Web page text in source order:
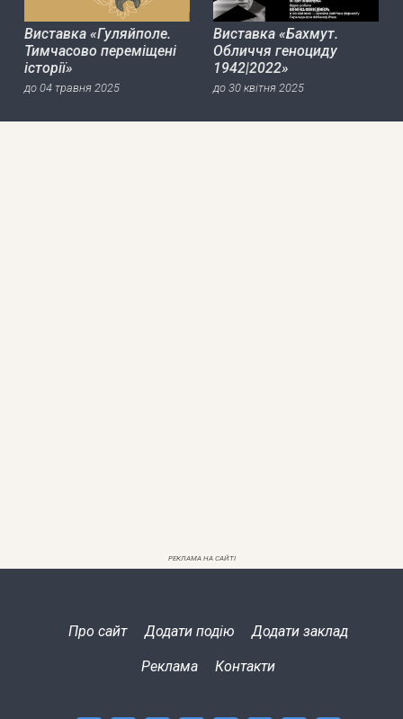
Виставка «Гуляйполе.
Тимчасово переміщені
історії»
до 04 травня 2025
Виставка «Бахмут.
Обличчя геноциду
1942|2022»
до 30 квітня 2025
РЕКЛАМА НА САЙТІ
Про сайт Додати подію Додати заклад
Реклама Контакти